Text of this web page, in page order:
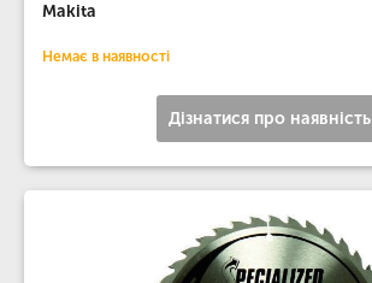
Makita
Немає в наявності
Дізнатися про наявність